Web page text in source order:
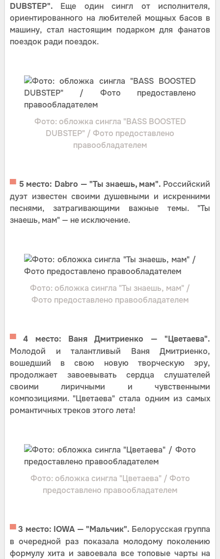
DUBSTEP". Еще один сингл от исполнителя,
ориентированного на любителей мощных басов в
машину, стал настоящим подарком для фанатов
поездок ради поездок.
Фото: обложка сингла "BASS BOOSTED
DUBSTEP" / Фото предоставлено
правообладателем
▀ 5 место: Dabro — "Ты знаешь, мам". Российский
дуэт известен своими душевными и искренними
песнями, затрагивающими важные темы. "Ты
знаешь, мам" — не исключение.
Фото: обложка сингла "Ты знаешь, мам" /
Фото предоставлено правообладателем
▀ 4 место: Ваня Дмитриенко — "Цветаева".
Молодой и талантливый Ваня Дмитриенко,
вошедший в свою новую творческую эру,
продолжает завоевывать сердца слушателей
своими лиричными и чувственными
композициями. "Цветаева" стала одним из самых
романтичных треков этого лета!
Фото: обложка сингла "Цветаева" / Фото
предоставлено правообладателем
▀3 место: IOWA — "Мальчик". Белорусская группа
в очередной раз показала молодому поколению
формулу хита и завоевала все топовые чарты на